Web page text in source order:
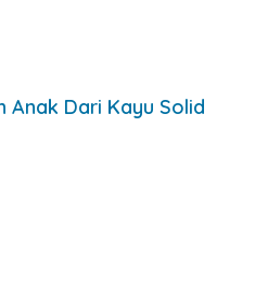
Anak Dari Kayu Solid